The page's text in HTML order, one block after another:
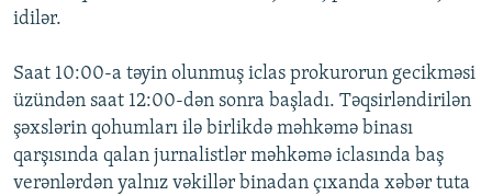
idilər.
Saat 10:00-a təyin olunmuş iclas prokurorun gecikməsi
üzündən saat 12:00-dən sonra başladı. Təqsirləndirilən
şəxslərin qohumları ilə birlikdə məhkəmə binası
qarşısında qalan jurnalistlər məhkəmə iclasında baş
verənlərdən yalnız vəkillər binadan çıxanda xəbər tuta